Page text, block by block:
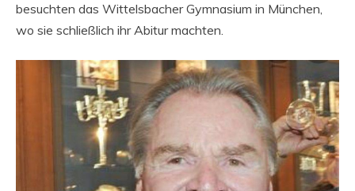
besuchten das Wittelsbacher Gymnasium in München,
wo sie schließlich ihr Abitur machten.